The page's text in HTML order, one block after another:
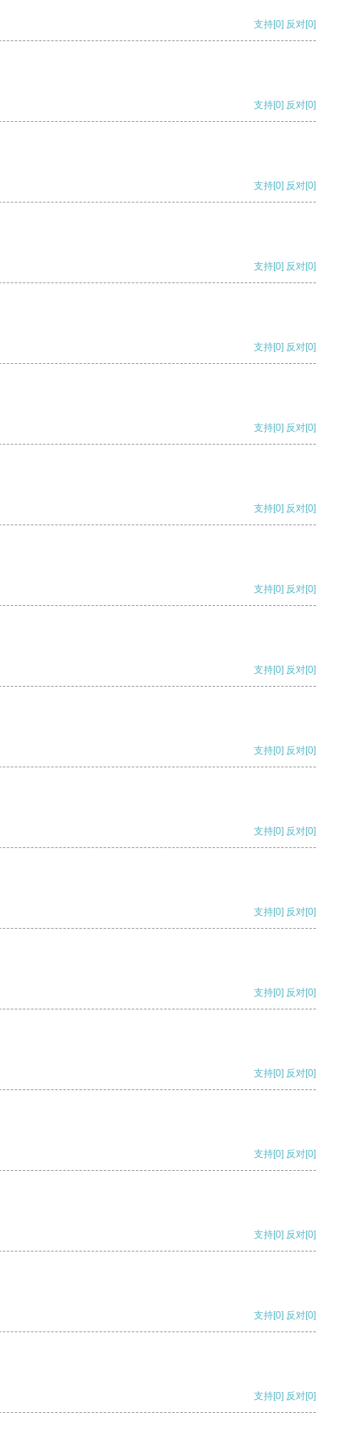
支持[0] 反对[0]
支持[0] 反对[0]
支持[0] 反对[0]
支持[0] 反对[0]
支持[0] 反对[0]
支持[0] 反对[0]
支持[0] 反对[0]
支持[0] 反对[0]
支持[0] 反对[0]
支持[0] 反对[0]
支持[0] 反对[0]
支持[0] 反对[0]
支持[0] 反对[0]
支持[0] 反对[0]
支持[0] 反对[0]
支持[0] 反对[0]
支持[0] 反对[0]
支持[0] 反对[0]